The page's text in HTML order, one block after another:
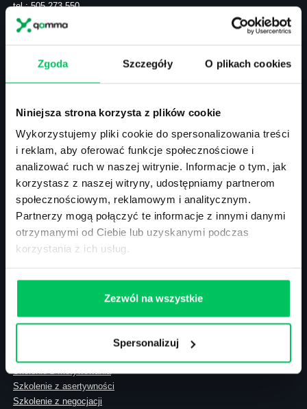
Zgoda Szczegóły O plikach cookies
Niniejsza strona korzysta z plików cookie
Wykorzystujemy pliki cookie do spersonalizowania treści
i reklam, aby oferować funkcje społecznościowe i
analizować ruch w naszej witrynie. Informacje o tym, jak
korzystasz z naszej witryny, udostępniamy partnerom
społecznościowym, reklamowym i analitycznym.
Partnerzy mogą połączyć te informacje z innymi danymi
otrzymanymi od Ciebie lub uzyskanymi podczas
korzystania z ich usług.
Zezwól na wszystkie
Spersonalizuj
tel.: 505 273 550
NIP: 113-26-90-108
Szkolenia zamknięte
Szkolenia sprzedażowe
Szkolenia – efektywność osobista
Szkolenia – zarządzanie projektami
Szkolenia HR
Szkolenia – kompetencje przyszłości
Szkolenia – prawo
Terminarz szkoleń miękkich
Szkolenie z zarządzania zespołem
Skolenie z motywowania
Szkolenie z asertywności
Szkolenie z negocjacji